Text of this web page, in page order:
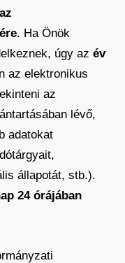
. Ha Önök
úgy az év
az elektronikus
az
lévő,
adatokat
állapotát, stb.).
24 órájában